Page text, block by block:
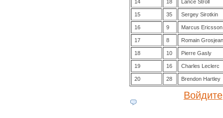
14 18 Lance Stroll
15 35 Sergey Sirotkin
16 9 Marcus Ericsson
17 8 Romain Grosjean
18 10 Pierre Gasly
19 16 Charles Leclerc
20 28 Brendon Hartley
Войдите